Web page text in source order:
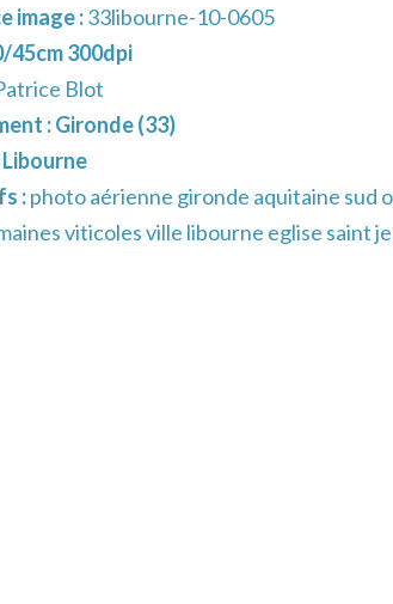
image :33libourne-10-0605
45cm 300dpi
Blot
:Gironde (33)
Libourne
:photo aérienne gironde aquitaine sud
viticoles ville libourne eglise saint